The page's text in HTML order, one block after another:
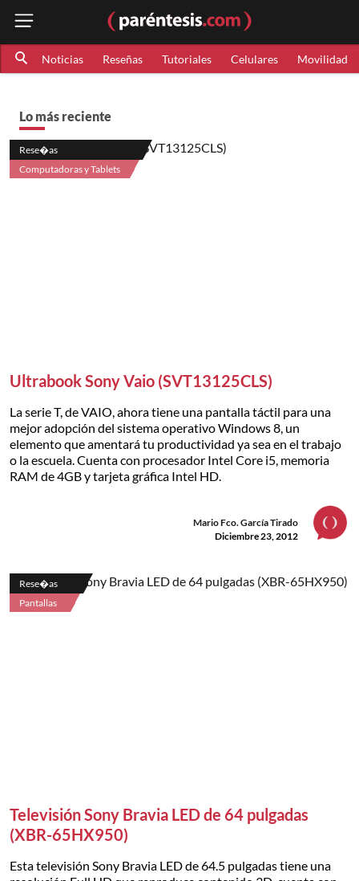
Noticias Reseñas Tutoriales Celulares Movilidad
Lo más reciente
Rese�as
Computadoras y Tablets
Ultrabook Sony Vaio (SVT13125CLS)
La serie T, de VAIO, ahora tiene una pantalla táctil para una
mejor adopción del sistema operativo Windows 8, un
elemento que amentará tu productividad ya sea en el trabajo
o la escuela. Cuenta con procesador Intel Core i5, memoria
RAM de 4GB y tarjeta gráfica Intel HD.
Mario Fco. García Tirado
Diciembre 23, 2012
Rese�as
Pantallas
Televisión Sony Bravia LED de 64 pulgadas
(XBR-65HX950)
Esta televisión Sony Bravia LED de 64.5 pulgadas tiene una